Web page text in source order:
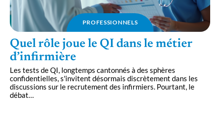
PROFESSIONNELS
Quel rôle joue le QI dans le métier
d’infirmière
Les tests de QI, longtemps cantonnés à des sphères
confidentielles, s'invitent désormais discrètement dans les
discussions sur le recrutement des infirmiers. Pourtant, le
débat